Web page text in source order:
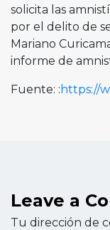
solicita las
por el delito de
Mariano
informe de
Fuente: : https://
Leave a
Tu dirección de